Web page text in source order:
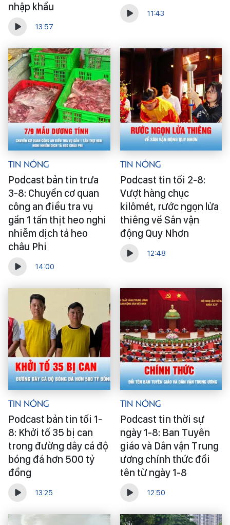
nhập khẩu
13:57
11:43
Tin Nóng
Podcast bản tin trưa
3-8: Chuyển cơ quan
công an điều tra vụ
gần 1 tấn thịt heo nghi
nhiễm dịch tả heo
châu Phi
14:00
Tin Nóng
Podcast tin tối 2-8:
Vượt hàng chục
kilômét, rước ngọn lửa
thiêng về Sân vận
động Quy Nhơn
12:48
Tin Nóng
Podcast bản tin tối 1-
8: Khởi tố 35 bị can
trong đường dây cá độ
bóng đá hơn 500 tỷ
đồng
13:25
Tin Nóng
Podcast tin thời sự
ngày 1-8: Ban Tuyên
giáo và Dân vận Trung
ương chính thức đổi
tên từ ngày 1-8
12:50